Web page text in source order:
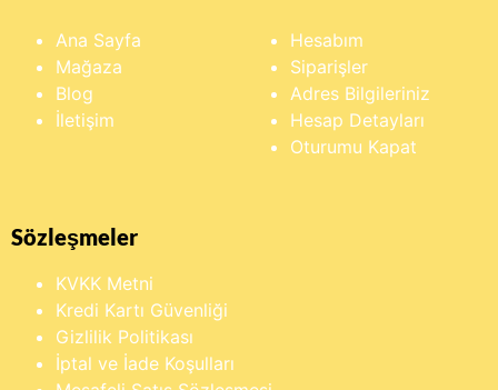
Ana Sayfa
Mağaza
Blog
İletişim
Hesabım
Siparişler
Adres Bilgileriniz
Hesap Detayları
Oturumu Kapat
Sözleşmeler
KVKK Metni
Kredi Kartı Güvenliği
Gizlilik Politikası
İptal ve İade Koşulları